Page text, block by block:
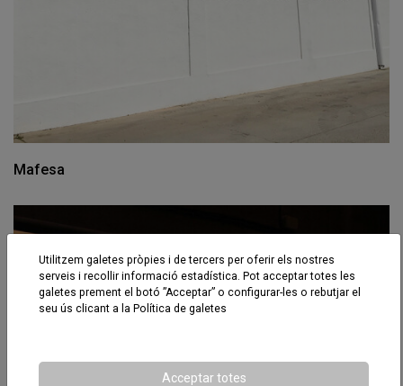
Mafesa
Utilitzem galetes pròpies i de tercers per oferir els nostres
serveis i recollir informació estadística. Pot acceptar totes les
galetes prement el botó ”Acceptar” o configurar-les o rebutjar el
seu ús clicant a la Política de galetes
Acceptar totes